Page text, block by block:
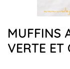
MUFFINS
VERTE ET